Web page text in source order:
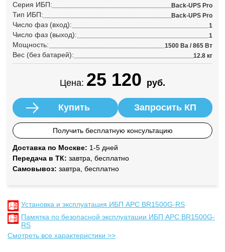
Серия ИБП: Back-UPS Pro
Тип ИБП: Back-UPS Pro
Число фаз (вход): 1
Число фаз (выход): 1
Мощность: 1500 Ва / 865 Вт
Вес (без батарей): 12.8 кг
Цена: 25 120 руб.
Купить Запросить КП
Получить бесплатную консультацию
Доставка по Москве: 1-5 дней
Передача в ТК: завтра, бесплатно
Самовывоз: завтра, бесплатно
Установка и эксплуатация ИБП APC BR1500G-RS
Памятка по безопасной эксплуатации ИБП APC BR1500G-
RS
Смотреть все характеристики >>